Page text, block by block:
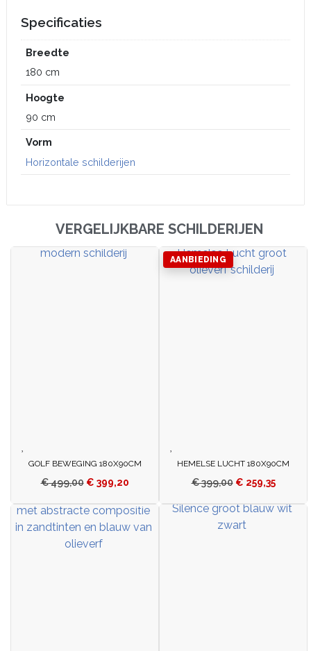
Specificaties
Breedte
180 cm
Hoogte
90 cm
Vorm
Horizontale schilderijen
VERGELIJKBARE SCHILDERIJEN
GOLF BEWEGING 180X90CM
€499,00 € 399,20
AANBIEDING
HEMELSE LUCHT 180X90CM
€399,00 € 259,35